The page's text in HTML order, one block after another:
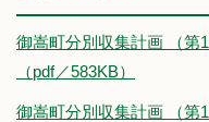
御嵩町分別収集計画 （第
（pdf／583KB）
御嵩町分別収集計画 （第